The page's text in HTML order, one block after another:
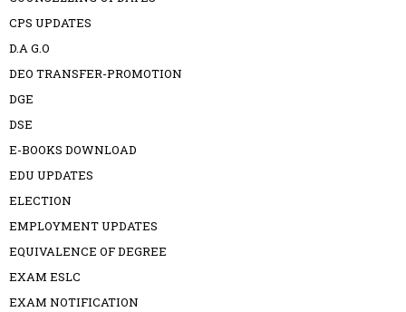
CPS UPDATES
D.A G.O
DEO TRANSFER-PROMOTION
DGE
DSE
E-BOOKS DOWNLOAD
EDU UPDATES
ELECTION
EMPLOYMENT UPDATES
EQUIVALENCE OF DEGREE
EXAM ESLC
EXAM NOTIFICATION